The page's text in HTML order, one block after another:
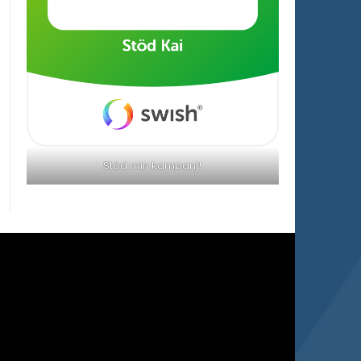
Stöd min kampanj!